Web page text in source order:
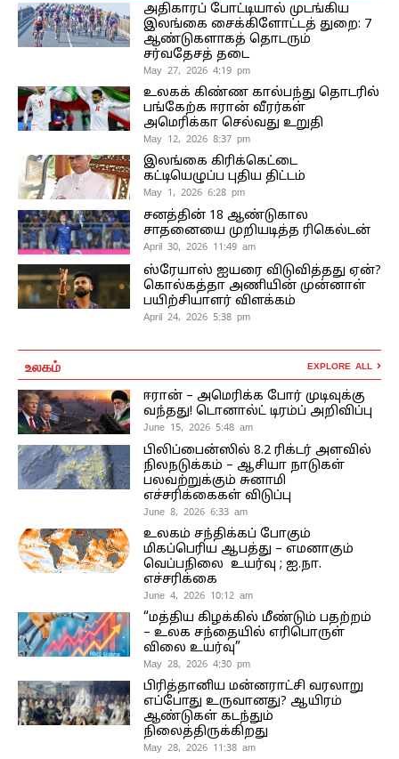
அதிகாரப் போட்டியால் முடங்கிய
இலங்கை சைக்கிளோட்டத் துறை: 7
ஆண்டுகளாகத் தொடரும்
சர்வதேசத் தடை
May 27, 2026 4:19 pm
உலகக் கிண்ண கால்பந்து தொடரில்
பங்கேற்க ஈரான் வீரர்கள்
அமெரிக்கா செல்வது உறுதி
May 12, 2026 8:37 pm
இலங்கை கிரிக்கெட்டை
கட்டியெழுப்ப புதிய திட்டம்
May 1, 2026 6:28 pm
சனத்தின் 18 ஆண்டுகால
சாதனையை முறியடித்த ரிகெல்டன்
April 30, 2026 11:49 am
ஸ்ரேயாஸ் ஐயரை விடுவித்தது ஏன்?
கொல்கத்தா அணியின் முன்னாள்
பயிற்சியாளர் விளக்கம்
April 24, 2026 5:38 pm
உலகம் EXPLORE ALL
ஈரான் – அமெரிக்க போர் முடிவுக்கு
வந்தது! டொனால்ட் டிரம்ப் அறிவிப்பு
June 15, 2026 5:48 am
பிலிப்பைன்ஸில் 8.2 ரிக்டர் அளவில்
நிலநடுக்கம் – ஆசியா நாடுகள்
பலவற்றுக்கும் சுனாமி
எச்சரிக்கைகள் விடுப்பு
June 8, 2026 6:33 am
உலகம் சந்திக்கப் போகும்
மிகப்பெரிய ஆபத்து – எமனாகும்
வெப்பநிலை உயர்வு ; ஐ.நா.
எச்சரிக்கை
June 4, 2026 10:12 am
“மத்திய கிழக்கில் மீண்டும் பதற்றம்
– உலக சந்தையில் எரிபொருள்
விலை உயர்வு”
May 28, 2026 4:30 pm
பிரித்தானிய மன்னராட்சி வரலாறு
எப்போது உருவானது? ஆயிரம்
ஆண்டுகள் கடந்தும்
நிலைத்திருக்கிறது
May 28, 2026 11:38 am